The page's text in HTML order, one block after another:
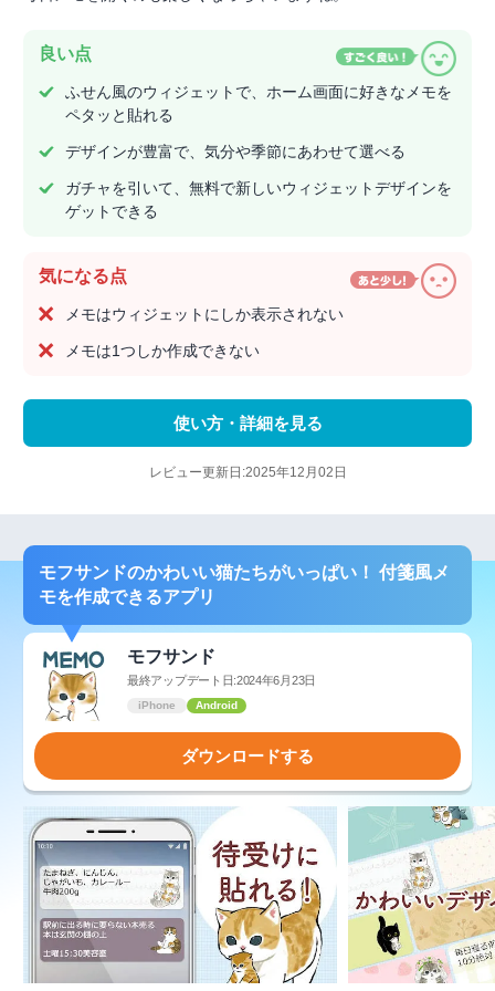
良い点
ふせん風のウィジェットで、ホーム画面に好きなメモを
ペタッと貼れる
デザインが豊富で、気分や季節にあわせて選べる
ガチャを引いて、無料で新しいウィジェットデザインを
ゲットできる
気になる点
メモはウィジェットにしか表示されない
メモは1つしか作成できない
使い方・詳細を見る
レビュー更新日:2025年12月02日
モフサンドのかわいい猫たちがいっぱい！ 付箋風メ
モを作成できるアプリ
モフサンド
最終アップデート日:2024年6月23日
iPhone Android
ダウンロードする